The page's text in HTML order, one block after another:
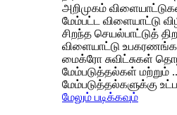
அறிமுகம்
மேம்பட்ட விளையாட்டு
சிறந்த செயல்பாட்டுத்
விளையாட்டு
மைக்ரோ சுவிட்சுகள்
மேம்படுத்தல்கள் மற்றும்
மேம்படுத்தல்களுக்கு
மேலும் படிக்கவும்